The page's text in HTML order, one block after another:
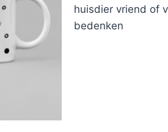
huisdier vriend of
bedenken